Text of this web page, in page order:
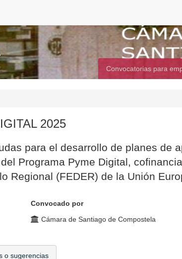
Convocatorias para
2025
para el desarrollo de planes de
Programa Pyme Digital,
Regional (FEDER) de la Unión
Convocado por
Cámara de Santiago de Compostela
o sugerencias